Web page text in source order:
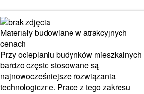
Materiały budowlane w atrakcyjnych
cenach
Przy ocieplaniu budynków mieszkalnych
bardzo często stosowane są
najnowocześniejsze rozwiązania
technologiczne. Prace z tego zakresu